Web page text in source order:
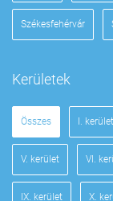
Székesfehérvár
Kerületek
Összes I. kerület
V. kerület VI.
IX. kerület X.